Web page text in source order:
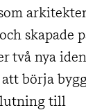
skapade
två nya
börja
till